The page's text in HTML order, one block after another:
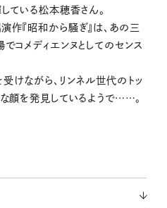
e
ている松本穂香さん。
作『昭和から騒ぎ』は、あの三
コメディエンヌとしてのセンス
けながら、リンネル世代のトッ
な顔を発見しているようで……。